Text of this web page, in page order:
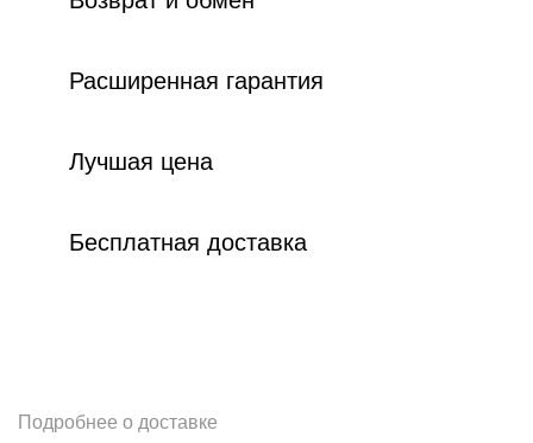
Расширенная гарантия
Лучшая цена
Бесплатная доставка
Подробнее о доставке